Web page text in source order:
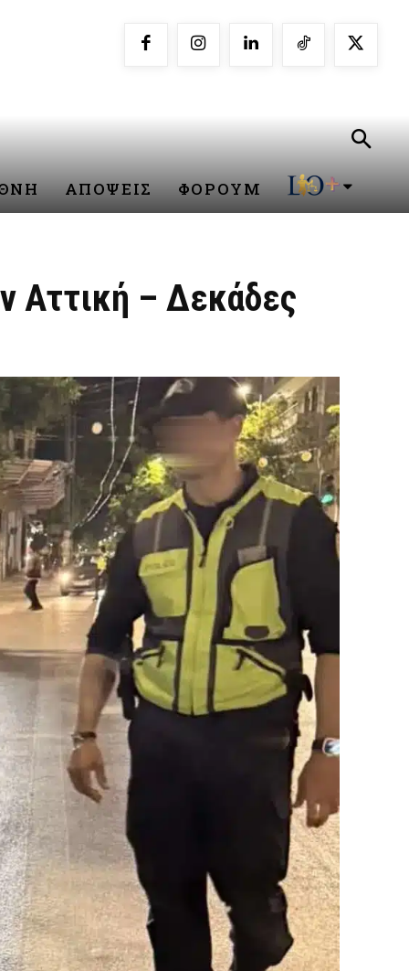
ΑΠΟΨΕΙΣ ΦΟΡΟΥΜ
Αττική – Δεκάδες